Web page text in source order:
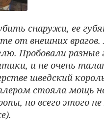
снаружи, ее
от внешних
Пробовали разные
и не очень
шведский
стояла мощь
но всего этого